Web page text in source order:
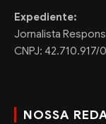
Expediente:
Jornalista
CNPJ:
NOSSA